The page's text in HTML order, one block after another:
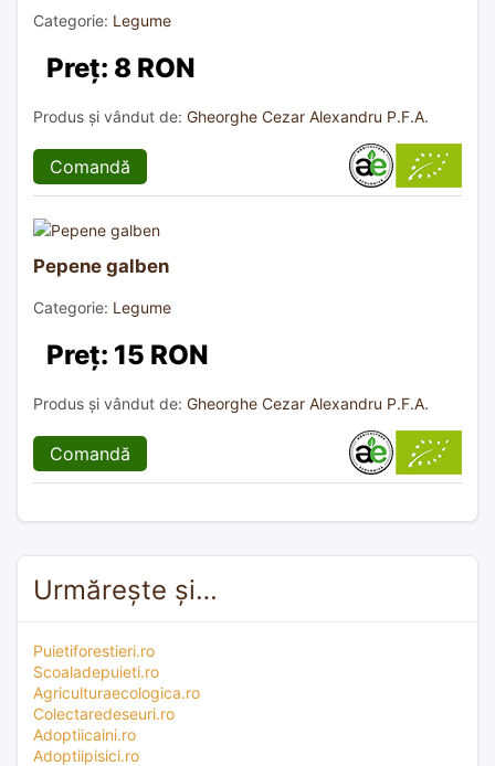
Categorie: Legume
Preț: 8 RON
Produs și vândut de: Gheorghe Cezar Alexandru P.F.A.
Comandă
Pepene galben
Categorie: Legume
Preț: 15 RON
Produs și vândut de: Gheorghe Cezar Alexandru P.F.A.
Comandă
Urmărește și…
Puietiforestieri.ro
Scoaladepuieti.ro
Agriculturaecologica.ro
Colectaredeseuri.ro
Adoptiicaini.ro
Adoptiipisici.ro